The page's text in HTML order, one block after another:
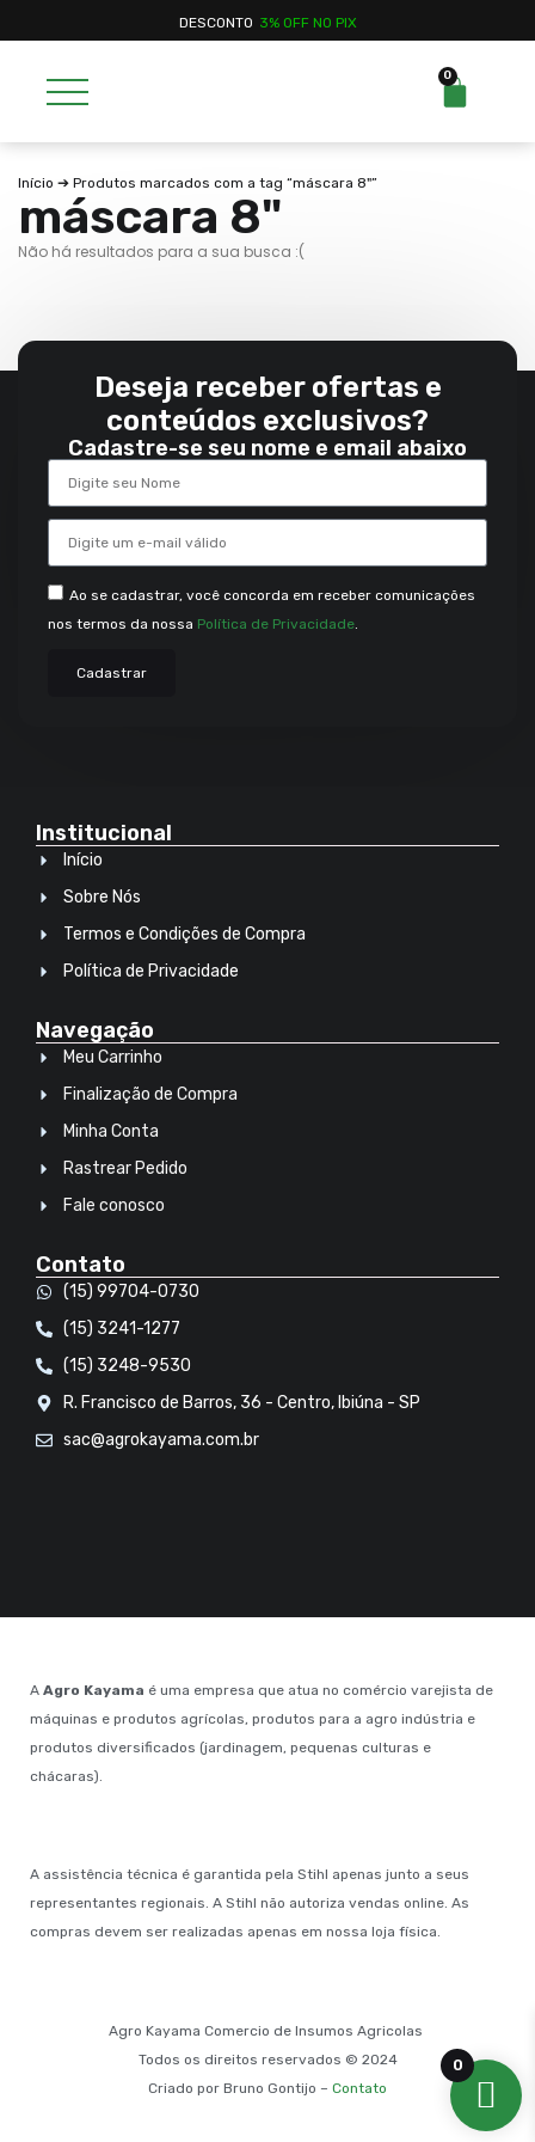
DESCONTO 3% OFF NO PIX
0
Início ➔ Produtos marcados com a tag “máscara 8"”
máscara 8"
Não há resultados para a sua busca :(
Deseja receber ofertas e
conteúdos exclusivos?
Cadastre-se seu nome e email abaixo
Ao se cadastrar, você concorda em receber comunicações
nos termos da nossa Política de Privacidade
Cadastrar
Institucional
Início
Sobre Nós
Termos e Condições de Compra
Política de Privacidade
Navegação
Meu Carrinho
Finalização de Compra
Minha Conta
Rastrear Pedido
Fale conosco
Contato
(15) 99704-0730
(15) 3241-1277
(15) 3248-9530
R. Francisco de Barros, 36 - Centro, Ibiúna - SP
sac@agrokayama.com.br
A Agro Kayama é uma empresa que atua no comércio varejista de
máquinas e produtos agrícolas, produtos para a agro indústria e
produtos diversificados (jardinagem, pequenas culturas e
chácaras).
A assistência técnica é garantida pela Stihl apenas junto a seus
representantes regionais. A Stihl não autoriza vendas online. As
compras devem ser realizadas apenas em nossa loja física.
Agro Kayama Comercio de Insumos Agricolas
Todos os direitos reservados © 2024
Criado por Bruno Gontijo – Contato
0